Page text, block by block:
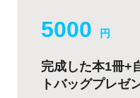
5000 円
完成した本1冊+
トバッグプレゼ